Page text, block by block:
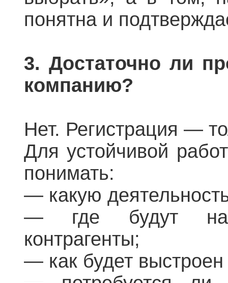
понятна и
3. Достаточно ли
компанию?
Нет. Регистрация —
Для устойчивой
понимать:
— какую
— где будут
контрагенты;
— как будет